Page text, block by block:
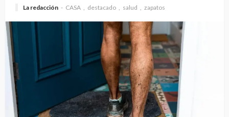
La redacción CASA destacado salud zapatos